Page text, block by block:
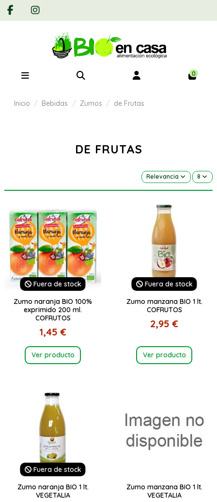
0
Inicio Bebidas Zumos de Frutas
DE FRUTAS
Relevancia 8
Fuera de stock
Zumo naranja BIO 100%
exprimido 200 ml.
COFRUTOS
1,45 €
Ver producto
Fuera de stock
Zumo manzana BIO 1 lt.
COFRUTOS
2,95 €
Ver producto
Fuera de stock
Zumo naranja BIO 1 lt.
VEGETALIA
Zumo manzana BIO 1 lt.
VEGETALIA